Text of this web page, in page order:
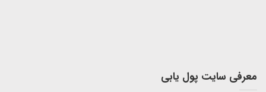
معرفی سایت پول یابی